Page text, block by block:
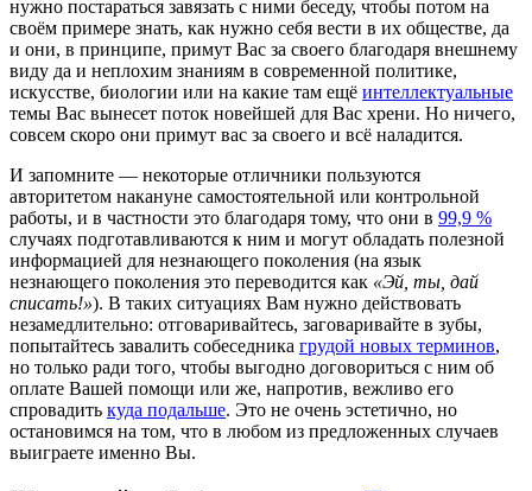
нужно постараться завязать с ними беседу, чтобы потом на
своём примере знать, как нужно себя вести в их обществе, да
и они, в принципе, примут Вас за своего благодаря внешнему
виду да и неплохим знаниям в современной политике,
искусстве, биологии или на какие там ещё интеллектуальные
темы Вас вынесет поток новейшей для Вас хрени. Но ничего,
совсем скоро они примут вас за своего и всё наладится.
И запомните — некоторые отличники пользуются
авторитетом накануне самостоятельной или контрольной
работы, и в частности это благодаря тому, что они в 99,9 %
случаях подготавливаются к ним и могут обладать полезной
информацией для незнающего поколения (на язык
незнающего поколения это переводится как «Эй, ты, дай
списать!»). В таких ситуациях Вам нужно действовать
незамедлительно: отговаривайтесь, заговаривайте в зубы,
попытайтесь завалить собеседника грудой новых терминов,
но только ради того, чтобы выгодно договориться с ним об
оплате Вашей помощи или же, напротив, вежливо его
спровадить куда подальше. Это не очень эстетично, но
остановимся на том, что в любом из предложенных случаев
выиграете именно Вы.